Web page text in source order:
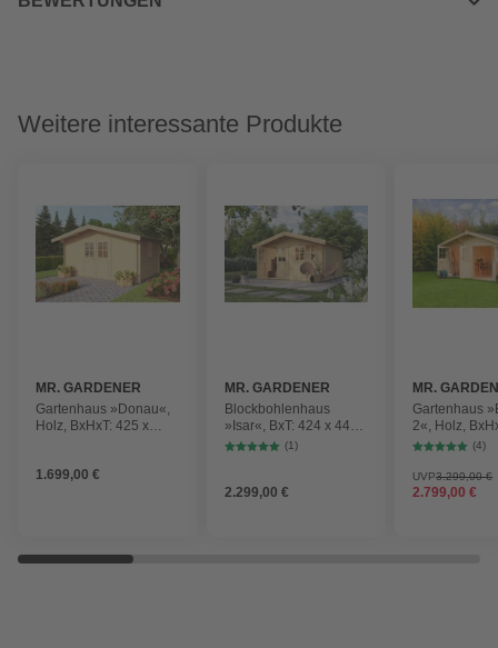
Weitere interessante Produkte
MR. GARDENER
Gartenhaus »Donau«,
Holz, BxHxT: 425 x
Wandstärke 28mm
1.699,00 €
MR. GARDENER
Blockbohlenhaus
»Isar«, BxT: 424 x 443
cm (Aufstellmaße),
(1)
2.299,00 €
MR.
Gartenhaus
2«, Holz,
270 x 280 cm
(4)
UVP3.299,00 €
2.799,00 €